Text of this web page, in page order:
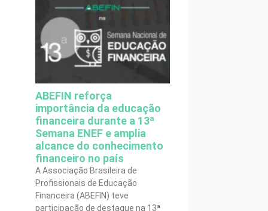
ABEFIN reforça
importância da educação
financeira durante a 13ª
Semana ENEF e amplia
alcance do conhecimento
financeiro no país
A Associação Brasileira de
Profissionais de Educação
Financeira (ABEFIN) teve
participação de destaque na 13ª